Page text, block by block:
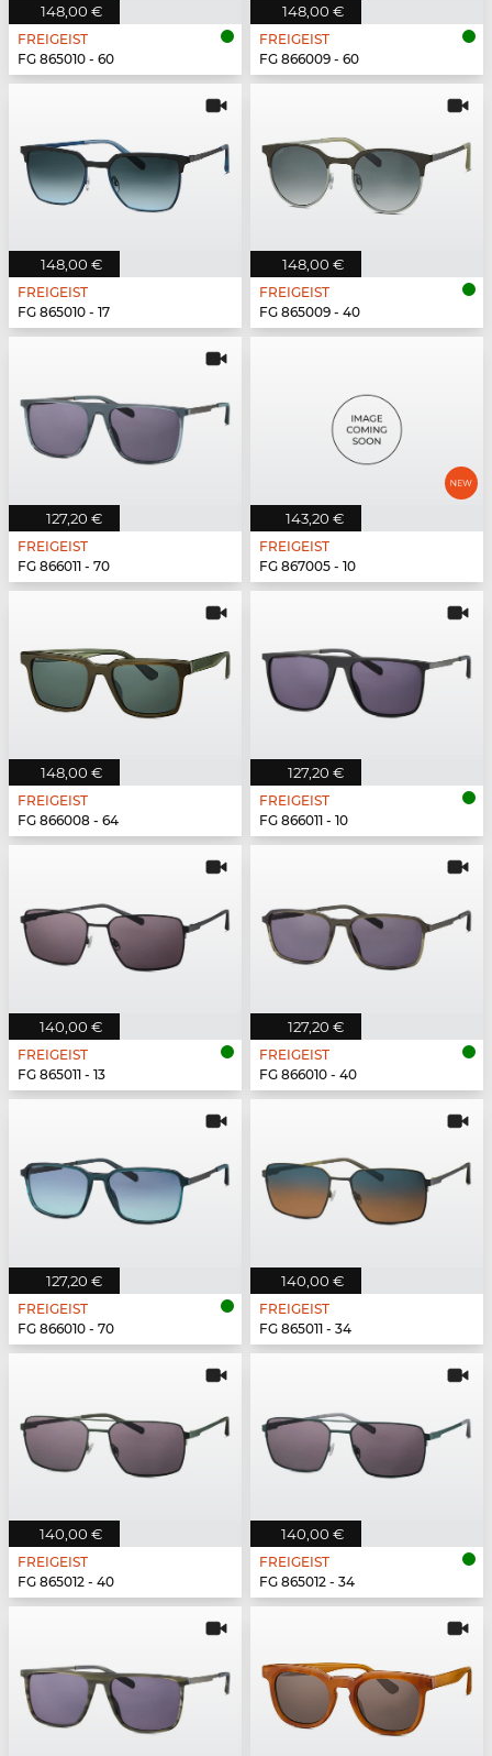
148,00 €
FREIGEIST
FG 865010 - 60
148,00 €
FREIGEIST
FG 866009 - 60
148,00 €
FREIGEIST
FG 865010 - 17
148,00 €
FREIGEIST
FG 865009 - 40
127,20 €
FREIGEIST
FG 866011 - 70
143,20 €
FREIGEIST
FG 867005 - 10
148,00 €
FREIGEIST
FG 866008 - 64
127,20 €
FREIGEIST
FG 866011 - 10
140,00 €
FREIGEIST
FG 865011 - 13
127,20 €
FREIGEIST
FG 866010 - 40
127,20 €
FREIGEIST
FG 866010 - 70
140,00 €
FREIGEIST
FG 865011 - 34
140,00 €
FREIGEIST
FG 865012 - 40
140,00 €
FREIGEIST
FG 865012 - 34